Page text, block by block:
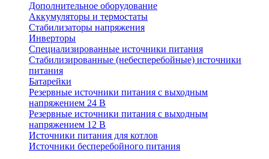
Дополнительное оборудование
Аккумуляторы и термостаты
Стабилизаторы напряжения
Инверторы
Специализированные источники питания
Стабилизированные (небесперебойные) источники
питания
Батарейки
Резервные источники питания с выходным
напряжением 24 В
Резервные источники питания с выходным
напряжением 12 В
Источники питания для котлов
Источники бесперебойного питания